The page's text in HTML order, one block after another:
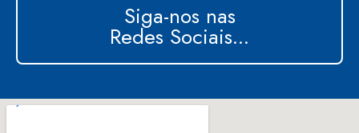
Siga-nos nas
Redes Sociais...